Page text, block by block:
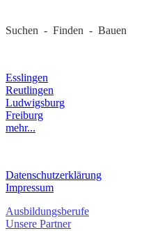
Suchen - Finden - Bauen
Esslingen
Reutlingen
Ludwigsburg
Freiburg
mehr...
Datenschutzerklärung
Impressum
Ausbildungsberufe
Unsere Partner